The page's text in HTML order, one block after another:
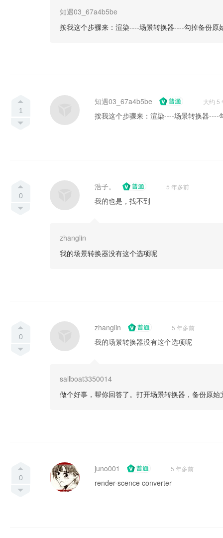
知遇03_67a4b5be
按我这个步骤来：渲染----场景转换器----勾掉备份原
1
知遇03_67a4b5be 大约 5
按我这个步骤来：渲染----场景转换器----
0
浩子。 5 年多前
我的也是，找不到
zhanglin
我的场景转换器没有这个选项呢
0
zhanglin 5 年多前
我的场景转换器没有这个选项呢
sailboat3350014
做个好事，帮你回答了。打开场景转换器，备份原
0
juno001 5 年多前
render-scence converter